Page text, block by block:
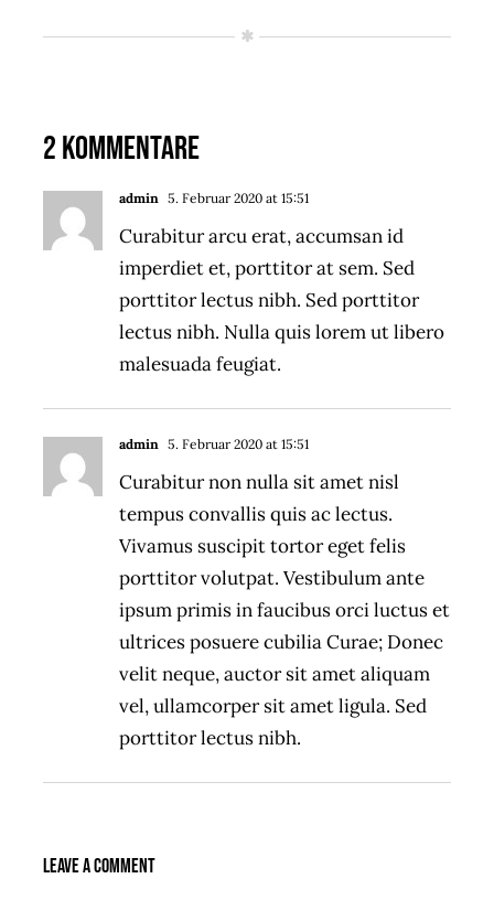
2 Kommentare
admin 5. Februar 2020 at 15:51
Curabitur arcu erat, accumsan id
imperdiet et, porttitor at sem. Sed
porttitor lectus nibh. Sed porttitor
lectus nibh. Nulla quis lorem ut libero
malesuada feugiat.
admin 5. Februar 2020 at 15:51
Curabitur non nulla sit amet nisl
tempus convallis quis ac lectus.
Vivamus suscipit tortor eget felis
porttitor volutpat. Vestibulum ante
ipsum primis in faucibus orci luctus et
ultrices posuere cubilia Curae; Donec
velit neque, auctor sit amet aliquam
vel, ullamcorper sit amet ligula. Sed
porttitor lectus nibh.
Leave A Comment